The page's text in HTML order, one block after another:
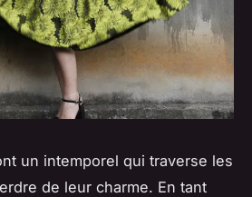
un intemporel qui traverse les
de leur charme. En tant